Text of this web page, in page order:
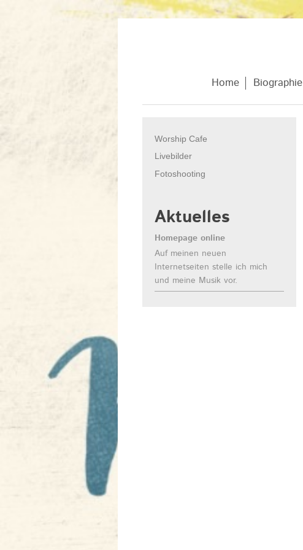
Home Biographie
Worship Cafe
Livebilder
Fotoshooting
Aktuelles
Homepage online
Auf meinen neuen
Internetseiten stelle ich mich
und meine Musik vor.